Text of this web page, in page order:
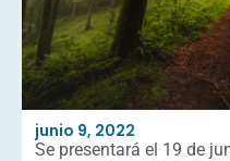
junio 9, 2022
Se presentará el 19 de